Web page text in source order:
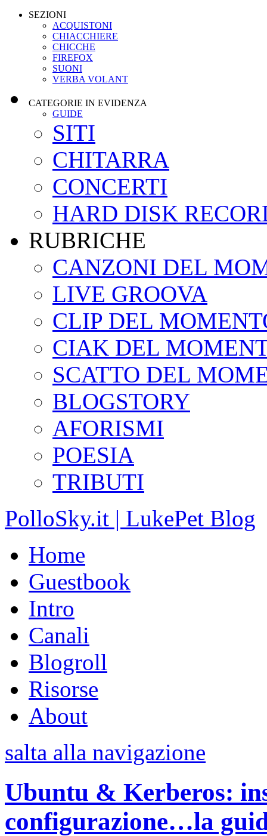
SEZIONI
ACQUISTONI
CHIACCHIERE
CHICCHE
FIREFOX
SUONI
VERBA VOLANT
CATEGORIE IN EVIDENZA
GUIDE
SITI
CHITARRA
CONCERTI
HARD DISK
RUBRICHE
CANZONI DEL
LIVE GROOVA
CLIP DEL
CIAK DEL
SCATTO DEL
BLOGSTORY
AFORISMI
POESIA
TRIBUTI
PolloSky.it | LukePet Blog
Home
Guestbook
Intro
Canali
Blogroll
Risorse
About
salta alla navigazione
Ubuntu & Kerberos:
configurazione…la